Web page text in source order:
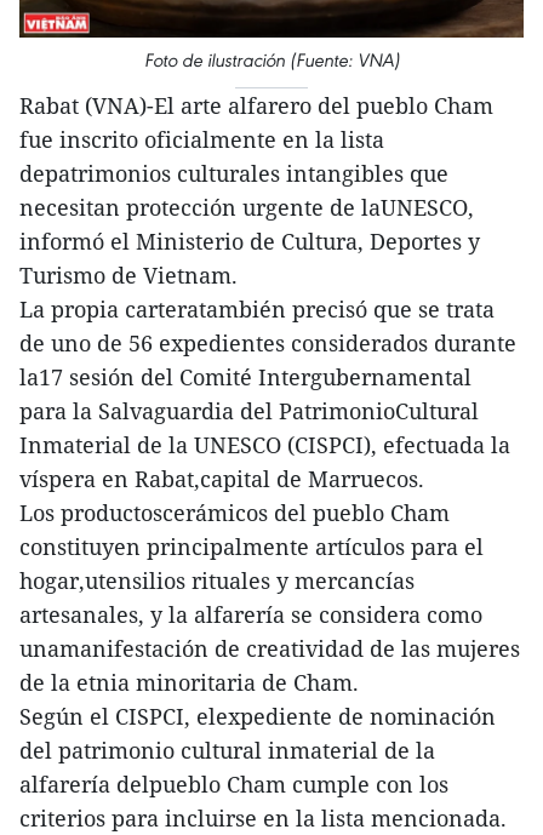
Foto de ilustración (Fuente: VNA)
Rabat (VNA)-El arte alfarero del pueblo Cham
fue inscrito oficialmente en la lista
depatrimonios culturales intangibles que
necesitan protección urgente de laUNESCO,
informó el Ministerio de Cultura, Deportes y
Turismo de Vietnam.
La propia carteratambién precisó que se trata
de uno de 56 expedientes considerados durante
la17 sesión del Comité Intergubernamental
para la Salvaguardia del PatrimonioCultural
Inmaterial de la UNESCO (CISPCI), efectuada la
víspera en Rabat,capital de Marruecos.
Los productoscerámicos del pueblo Cham
constituyen principalmente artículos para el
hogar,utensilios rituales y mercancías
artesanales, y la alfarería se considera como
unamanifestación de creatividad de las mujeres
de la etnia minoritaria de Cham.
Según el CISPCI, elexpediente de nominación
del patrimonio cultural inmaterial de la
alfarería delpueblo Cham cumple con los
criterios para incluirse en la lista mencionada.